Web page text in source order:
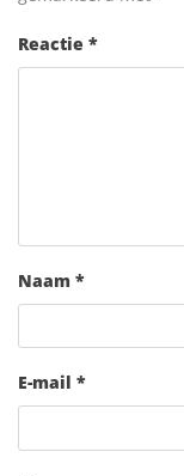
Reactie *
Naam *
E-mail *